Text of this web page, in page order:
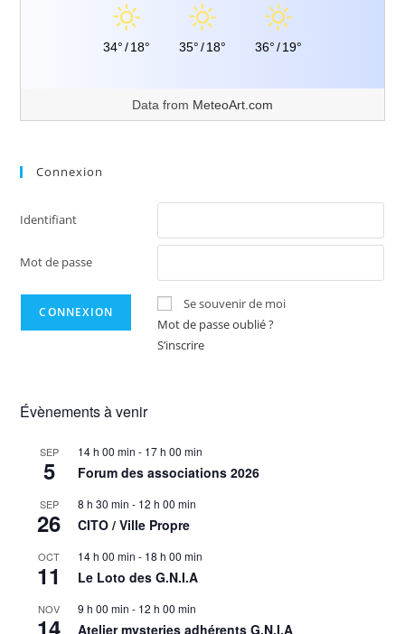
34°/18° 35°/18° 36°/19°
Data from MeteoArt.com
Connexion
Identifiant
Mot de passe
Se souvenir de moi
Mot de passe oublié ?
S’inscrire
Évènements à venir
SEP
5
14 h 00 min - 17 h 00 min
Forum des associations 2026
SEP
26
8 h 30 min - 12 h 00 min
CITO / Ville Propre
OCT
11
14 h 00 min - 18 h 00 min
Le Loto des G.N.I.A
NOV 9 h 00 min - 12 h 00 min
Atelier mysteries adhérents G.N.I.A